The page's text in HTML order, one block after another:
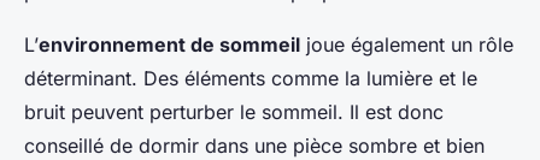
L’environnement de sommeil joue également un rôle
déterminant. Des éléments comme la lumière et le
bruit peuvent perturber le sommeil. Il est donc
conseillé de dormir dans une pièce sombre et bien